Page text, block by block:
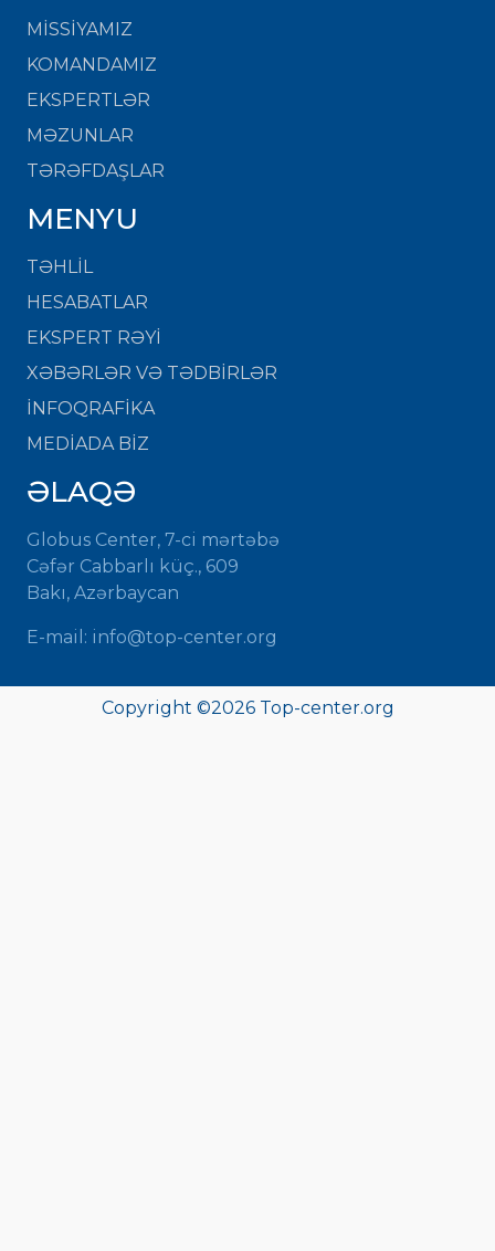
MISSIYAMIZ
KOMANDAMIZ
EKSPERTLƏR
MƏZUNLAR
TƏRƏFDAŞLAR
MENYU
TƏHLİL
HESABATLAR
EKSPERT RƏYİ
XƏBƏRLƏR VƏ TƏDBİRLƏR
İNFOQRAFİKA
MEDİADA BİZ
ƏLAQƏ
Globus Center, 7-ci mərtəbə
Cəfər Cabbarlı küç., 609
Bakı, Azərbaycan
E-mail: info@top-center.org
Copyright ©2026 Top-center.org